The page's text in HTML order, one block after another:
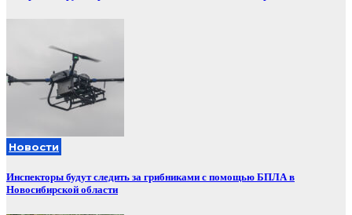
Новости
Инспекторы будут следить за грибниками с помощью БПЛА в
Новосибирской области